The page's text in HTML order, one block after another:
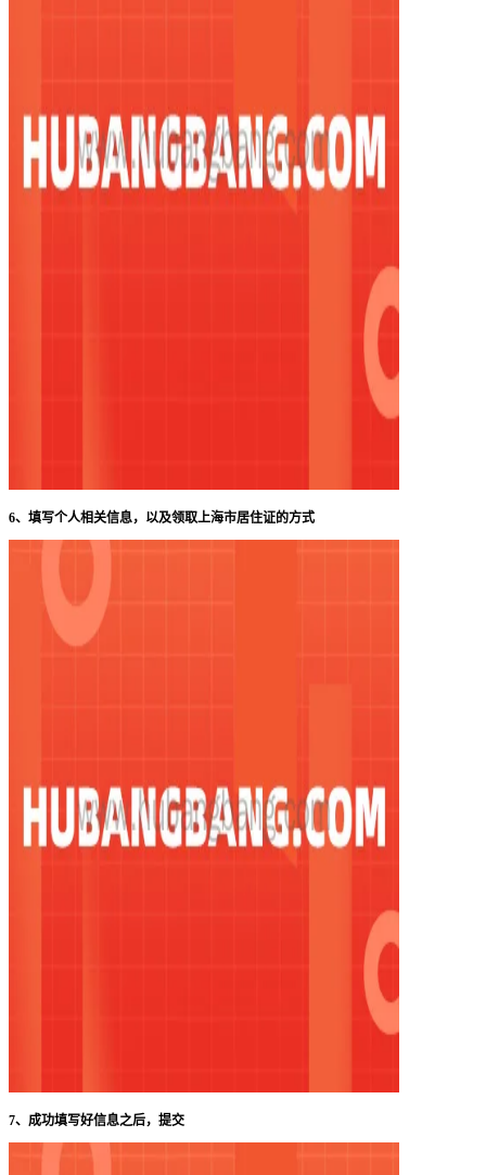
6、填写个人相关信息，以及领取上海市居住证的方式
7、成功填写好信息之后，提交